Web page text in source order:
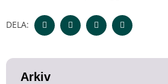
DELA:
Arkiv